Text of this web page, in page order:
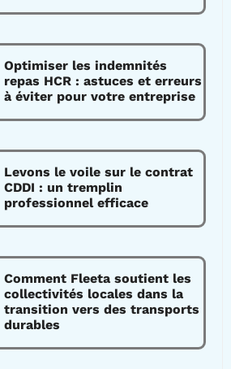
Optimiser les indemnités
repas HCR : astuces et erreurs
à éviter pour votre entreprise
Levons le voile sur le contrat
CDDI : un tremplin
professionnel efficace
Comment Fleeta soutient les
collectivités locales dans la
transition vers des transports
durables